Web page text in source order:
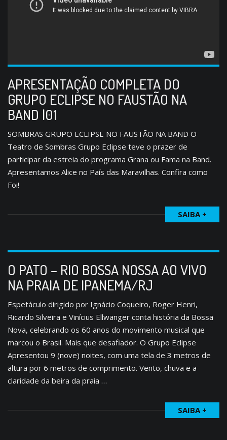
APRESENTAÇÃO COMPLETA DO
GRUPO ECLIPSE NO FAUSTÃO NA
BAND |01
SOMBRAS GRUPO ECLIPSE NO FAUSTÃO NA BAND O
Teatro de Sombras Grupo Eclipse teve o prazer de
participar da estreia do programa Grana ou Fama na Band.
Apresentamos Alice no País das Maravilhas. Confira como
Foi!
SAIBA +
O PATO – RIO BOSSA NOSSA AO VIVO
NA PRAIA DE IPANEMA/RJ
Espetáculo dirigido por Ignácio Coqueiro, Roger Henri,
Ricardo Silveira e Vinícius Ellwanger conta história da Bossa
Nova, celebrando os 60 anos do movimento musical que
marcou o Brasil. Mais que desafiador. O Grupo Eclipse
Apresentou 9 (nove) noites, com uma tela de 3 metros de
altura por 6 metros de comprimento. Vento, chuva e a
claridade da beira da praia …
SAIBA +